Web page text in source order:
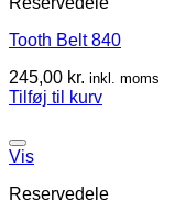
Tooth Belt 840
245,00 kr. inkl. moms
Tilføj til kurv
Vis
Reservedele